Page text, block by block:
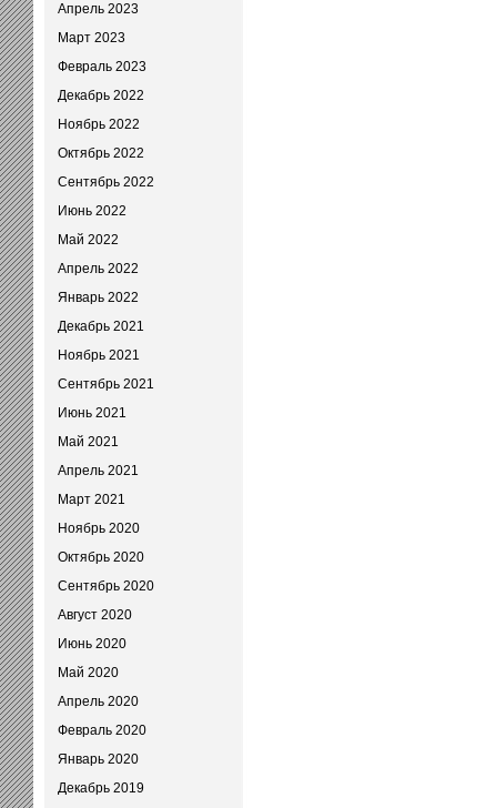
Апрель 2023
Март 2023
Февраль 2023
Декабрь 2022
Ноябрь 2022
Октябрь 2022
Сентябрь 2022
Июнь 2022
Май 2022
Апрель 2022
Январь 2022
Декабрь 2021
Ноябрь 2021
Сентябрь 2021
Июнь 2021
Май 2021
Апрель 2021
Март 2021
Ноябрь 2020
Октябрь 2020
Сентябрь 2020
Август 2020
Июнь 2020
Май 2020
Апрель 2020
Февраль 2020
Январь 2020
Декабрь 2019